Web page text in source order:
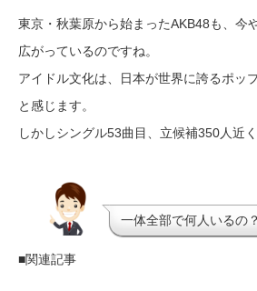
東京・秋葉原から始まったAKB48も、今
広がっているのですね。
アイドル文化は、日本が世界に誇るポッ
と感じます。
しかしシングル53曲目、立候補350人近
一体全部で何人いるの？
■関連記事